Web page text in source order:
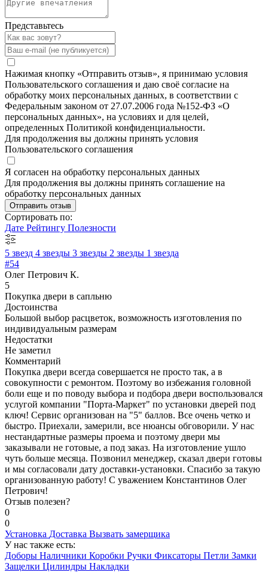
Представьтесь
Нажимая кнопку «Отправить отзыв», я принимаю условия
Пользовательского соглашения и даю своё согласие на
обработку моих персональных данных, в соответствии с
Федеральным законом от 27.07.2006 года №152-ФЗ «О
персональных данных», на условиях и для целей,
определенных Политикой конфиденциальности.
Для продолжения вы должны принять условия
Пользовательского соглашения
Я согласен на обработку персональных данных
Для продолжения вы должны принять соглашение на
обработку персональных данных
Отправить отзыв
Сортировать по:
Дате Рейтингу Полезности
5 звезд 4 звезды 3 звезды 2 звезды 1 звезда
#54
Олег Петрович К.
5
Покупка двери в сапльню
Достоинства
Большой выбор расцветок, возможность изготовления по
индивидуальным размерам
Недостатки
Не заметил
Комментарий
Покупка двери всегда совершается не просто так, а в
совокупности с ремонтом. Поэтому во избежания головной
боли еще и по поводу выбора и подбора двери воспользовался
услугой компании "Порта-Маркет" по установки дверей под
ключ! Сервис организован на "5" баллов. Все очень четко и
быстро. Приехали, замерили, все нюансы обговорили. У нас
нестандартные размеры проема и поэтому двери мы
заказывали не готовые, а под заказ. На изготовление ушло
чуть больше месяца. Позвонил менеджер, сказал двери готовы
и мы согласовали дату доставки-установки. Спасибо за такую
организованную работу! С уважением Константинов Олег
Петрович!
Отзыв полезен?
0
0
Установка Доставка Вызвать замерщика
У нас также есть:
Доборы Наличники Коробки Ручки Фиксаторы Петли Замки
Защелки Цилиндры Накладки